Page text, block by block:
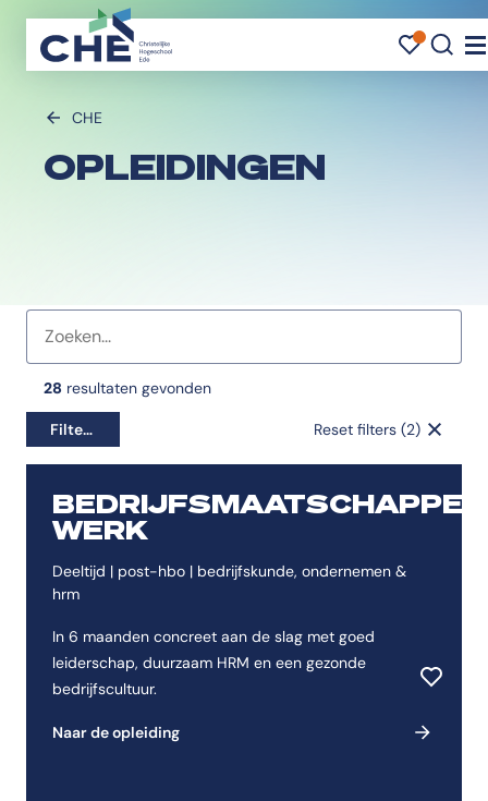
CHE
OPLEIDINGEN
Favorieten indicator
28 resultaten gevonden
Filters Reset filters (2)
WERK
Deeltijd | post-hbo | bedrijfskunde, ondernemen &
hrm
In 6 maanden concreet aan de slag met goed
leiderschap, duurzaam HRM en een gezonde
bedrijfscultuur.
Naar de opleiding